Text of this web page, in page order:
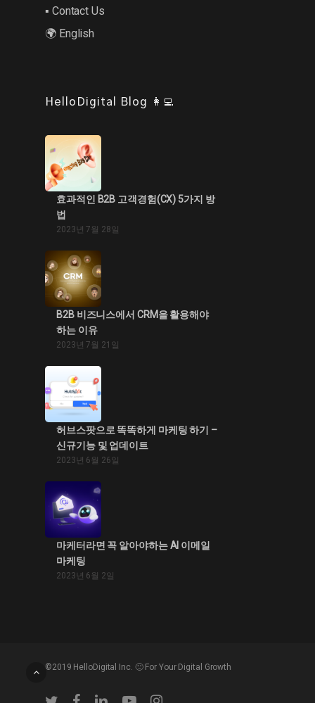
▪︎ Contact Us
🌍 English
HelloDigital Blog 👩‍💻
효과적인 B2B 고객경험(CX) 5가지 방
법
2023년 7월 28일
B2B 비즈니스에서 CRM을 활용해야
하는 이유
2023년 7월 21일
허브스팟으로 똑똑하게 마케팅 하기 –
신규기능 및 업데이트
2023년 6월 26일
마케터라면 꼭 알아야하는 AI 이메일
마케팅
2023년 6월 2일
©2019 HelloDigital Inc. 🙂 For Your Digital Growth
twitter facebooklinkedinyoutubeinstagram